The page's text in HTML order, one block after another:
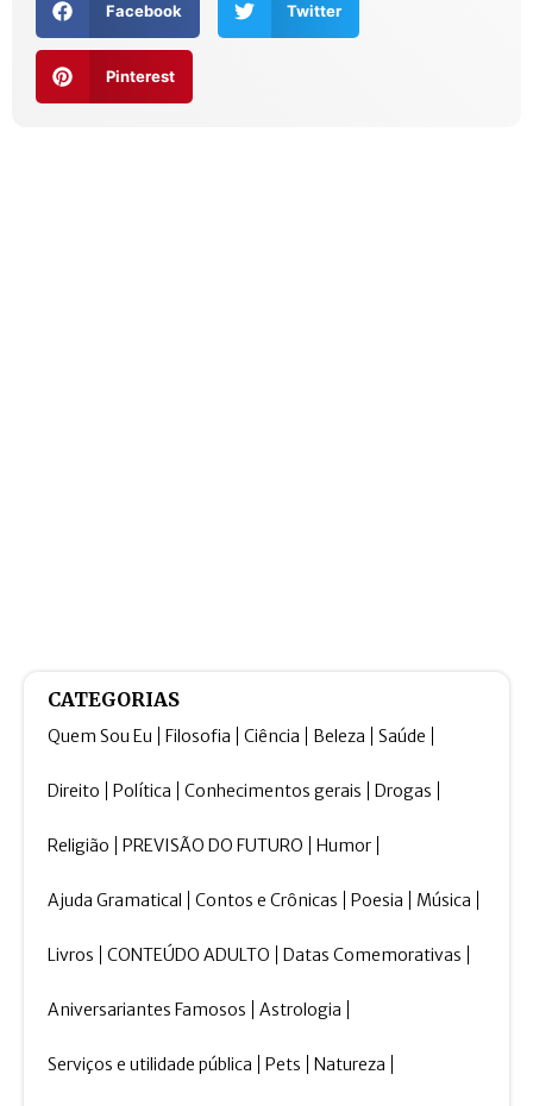
Facebook Twitter
Pinterest
CATEGORIAS
Quem Sou Eu Filosofia Ciência Beleza Saúde
Direito Política Conhecimentos gerais Drogas
Religião PREVISÃO DO FUTURO Humor
Ajuda Gramatical Contos e Crônicas Poesia Música
Livros CONTEÚDO ADULTO Datas Comemorativas
Aniversariantes Famosos Astrologia
Serviços e utilidade pública Pets Natureza